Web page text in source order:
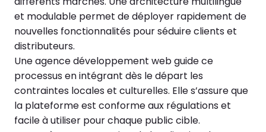
et modulable permet de déployer rapidement de
nouvelles fonctionnalités pour séduire clients et
distributeurs.
Une agence développement web guide ce
processus en intégrant dès le départ les
contraintes locales et culturelles. Elle s’assure que
la plateforme est conforme aux régulations et
facile à utiliser pour chaque public cible.